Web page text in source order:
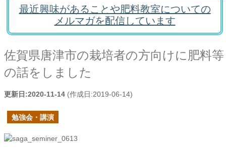
最近興味があることや肥料教室についての
メルマガを配信しています
佐賀県唐津市の栽培者の方向けに肥料等
の話をしました
更新日:2020-11-14 (作成日:2019-06-14)
勉強会・講演